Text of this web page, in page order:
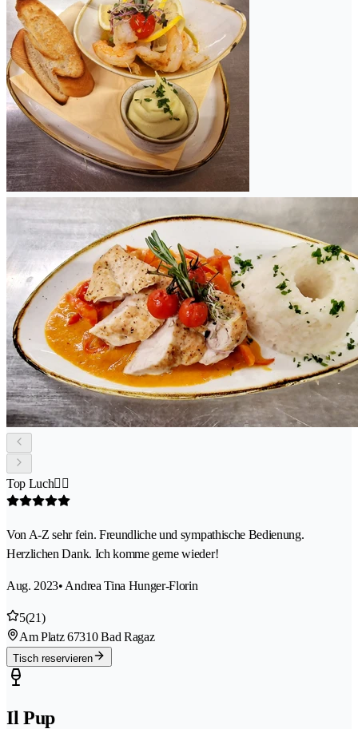
Top Luch👌🏼
Von A-Z sehr fein. Freundliche und sympathische Bedienung.
Herzlichen Dank. Ich komme gerne wieder!
Aug. 2023• Andrea Tina Hunger-Florin
5(21)
Am Platz 67310 Bad Ragaz
Tisch reservieren
Il Pup